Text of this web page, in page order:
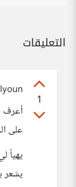
التعليقات
1
أعرف
على
يهيأ
يشعر